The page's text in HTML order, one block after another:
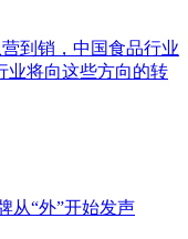
到销，中国食品行业
业将向这些方向的转